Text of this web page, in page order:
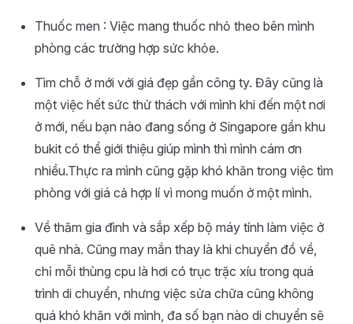
Thuốc men : Việc mang thuốc nhỏ theo bên mình
phòng các trường hợp sức khỏe.
Tìm chỗ ở mới với giá đẹp gần công ty. Đây cũng là
một việc hết sức thử thách với mình khi đến một nơi
ở mới, nếu bạn nào đang sống ở Singapore gần khu
bukit có thể giới thiệu giúp mình thì mình cám ơn
nhiều.Thực ra mình cũng gặp khó khăn trong việc tìm
phòng với giá cả hợp lí vì mong muốn ở một mình.
Về thăm gia đình và sắp xếp bộ máy tính làm việc ở
quê nhà. Cũng may mắn thay là khi chuyển đồ về,
chỉ mỗi thùng cpu là hơi có trục trặc xíu trong quá
trình di chuyển, nhưng việc sửa chữa cũng không
quá khó khăn với mình, đa số bạn nào di chuyển sẽ